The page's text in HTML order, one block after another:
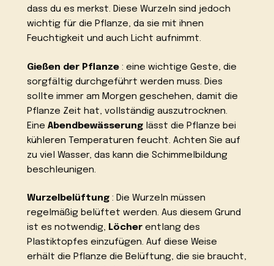
dass du es merkst. Diese Wurzeln sind jedoch
wichtig für die Pflanze, da sie mit ihnen
Feuchtigkeit und auch Licht aufnimmt.
Gießen der Pflanze : eine wichtige Geste, die
sorgfältig durchgeführt werden muss. Dies
sollte immer am Morgen geschehen, damit die
Pflanze Zeit hat, vollständig auszutrocknen.
EineAbendbewässerung lässt die Pflanze bei
kühleren Temperaturen feucht. Achten Sie auf
zu viel Wasser, das kann die Schimmelbildung
beschleunigen.
Wurzelbelüftung : Die Wurzeln müssen
regelmäßig belüftet werden. Aus diesem Grund
ist es notwendig, Löcher entlang des
Plastiktopfes einzufügen. Auf diese Weise
erhält die Pflanze die Belüftung, die sie braucht,